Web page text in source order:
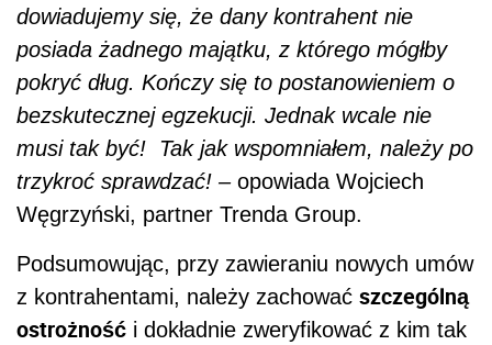
dowiadujemy się, że dany kontrahent nie
posiada żadnego majątku, z którego mógłby
pokryć dług. Kończy się to postanowieniem o
bezskutecznej egzekucji. Jednak wcale nie
musi tak być! Tak jak wspomniałem, należy po
trzykroć sprawdzać! – opowiada Wojciech
Węgrzyński, partner Trenda Group.
Podsumowując, przy zawieraniu nowych umów
z kontrahentami, należy zachować szczególną
ostrożność i dokładnie zweryfikować z kim tak